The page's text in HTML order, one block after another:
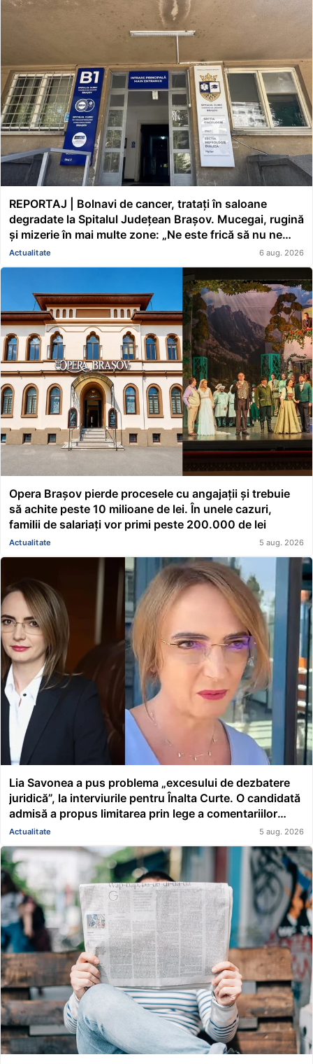
REPORTAJ | Bolnavi de cancer, tratați în saloane
degradate la Spitalul Județean Brașov. Mucegai, rugină
și mizerie în mai multe zone: „Ne este frică să nu ne
cadă tavanul în cap” FOTO/VIDEO
Actualitate 6 aug. 2026
Opera Brașov pierde procesele cu angajații și trebuie
să achite peste 10 milioane de lei. În unele cazuri,
familii de salariați vor primi peste 200.000 de lei
Actualitate 5 aug. 2026
Lia Savonea a pus problema „excesului de dezbatere
juridică”, la interviurile pentru Înalta Curte. O candidată
admisă a propus limitarea prin lege a comentariilor
presei și societății civile în privința deciziilor instanțelor
Actualitate 5 aug. 2026